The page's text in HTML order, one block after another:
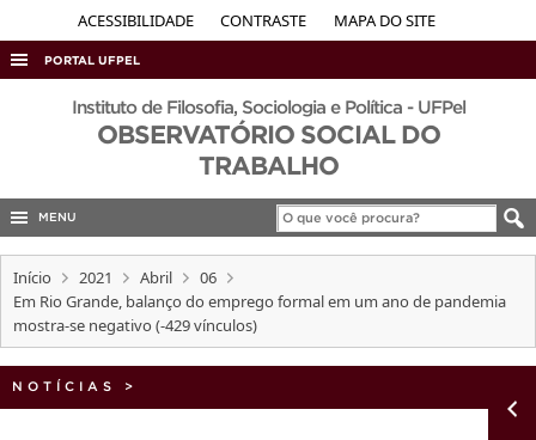
ACESSIBILIDADE CONTRASTE MAPA DO SITE
PORTAL UFPEL
ACESSO À INFORMAÇÃO
AUDITORIA
CONCURSOS
INTERNACIONAL
OUVIDORIA
PORTARIAS
Instituto de Filosofia, Sociologia e Política - UFPel
OBSERVATÓRIO SOCIAL DO
TRABALHO
MENU
Início 2021 Abril
06
Em Rio Grande, balanço do emprego formal em um ano de pandemia
mostra-se negativo (-429 vínculos)
NOTÍCIAS >